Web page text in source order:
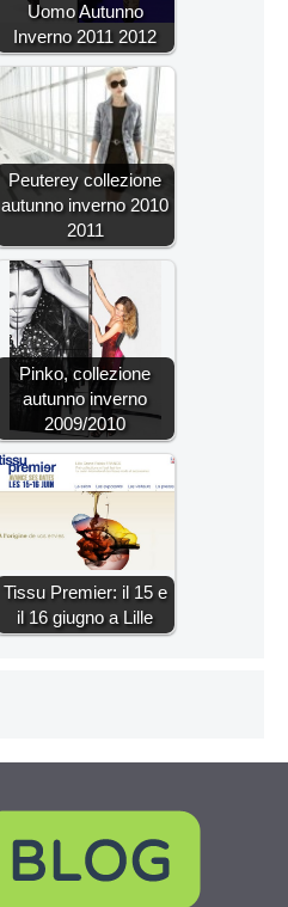
Uomo Autunno
Inverno 2011 2012
Peuterey collezione
autunno inverno 2010
2011
Pinko, collezione
autunno inverno
2009/2010
Tissu Premier: il 15 e
il 16 giugno a Lille